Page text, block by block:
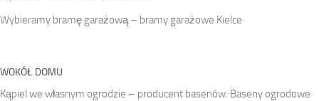
Wybieramy bramę garażową – bramy garażowe Kielce
WOKÓŁ DOMU
Kąpiel we własnym ogrodzie – producent basenów. Baseny ogrodowe